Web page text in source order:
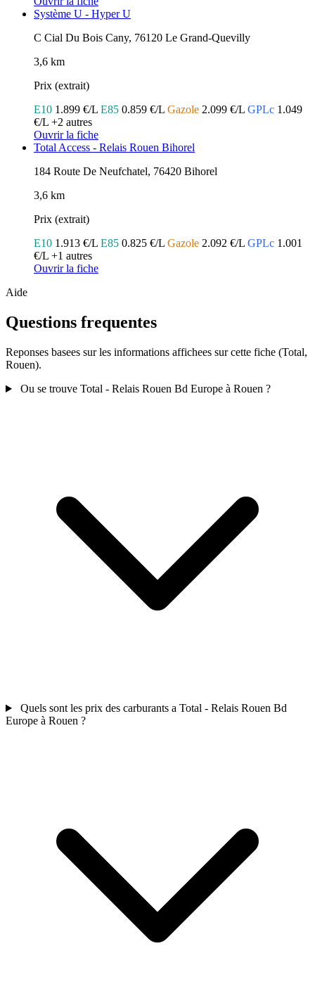
Système U - Hyper U
C Cial Du Bois Cany, 76120 Le Grand-Quevilly
3,6 km
Prix (extrait)
E10 1.899 €/L E85 0.859 €/L Gazole 2.099 €/L GPLc 1.049
€/L +2 autres
Ouvrir la fiche
Total Access - Relais Rouen Bihorel
184 Route De Neufchatel, 76420 Bihorel
3,6 km
Prix (extrait)
E10 1.913 €/L E85 0.825 €/L Gazole 2.092 €/L GPLc 1.001
€/L +1 autres
Ouvrir la fiche
Aide
Questions frequentes
Reponses basees sur les informations affichees sur cette fiche (Total,
Rouen).
Ou se trouve Total - Relais Rouen Bd Europe à Rouen ?
Quels sont les prix des carburants a Total - Relais Rouen Bd
Europe à Rouen ?